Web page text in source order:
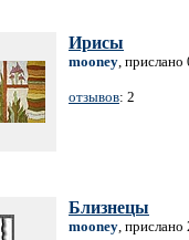
Ирисы
mooney,
отзывов: 2
Близнецы
mooney,